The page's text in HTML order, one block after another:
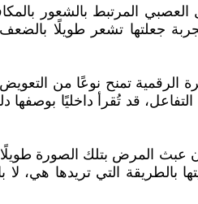
المرتبط بالشعور بالمكافأة
جعلتها تشعر طويلًا بالضعف
الرقمية تمنح نوعًا من
قد تُقرأ داخليًا بوصفها
المرض بتلك الصورة
التي تريدها هي، لا